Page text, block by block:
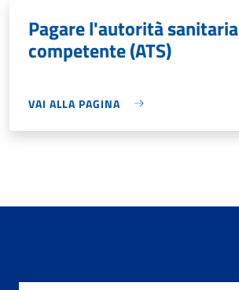
Pagare l'autorità sanitaria
competente (ATS)
VAI ALLA PAGINA